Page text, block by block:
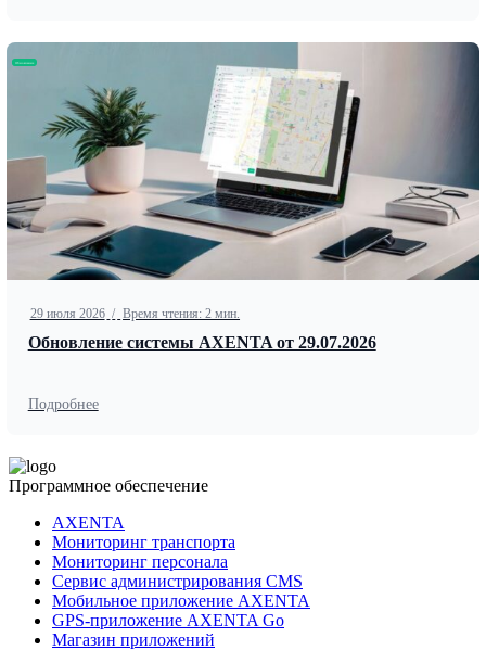
Обновление
29 июля 2026 / Время чтения: 2 мин.
Обновление системы AXENTA от 29.07.2026
Подробнее
Программное обеспечение
AXENTA
Мониторинг транспорта
Мониторинг персонала
Сервис администрирования CMS
Мобильное приложение AXENTA
GPS-приложение AXENTA Go
Магазин приложений